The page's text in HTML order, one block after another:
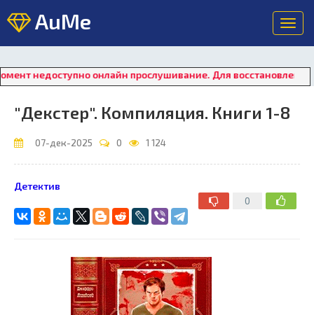
AuMe
онлайн прослушивание. Для восстановления работы
"Декстер". Компиляция. Книги 1-8
07-дек-2025 0 1 124
0
Детектив